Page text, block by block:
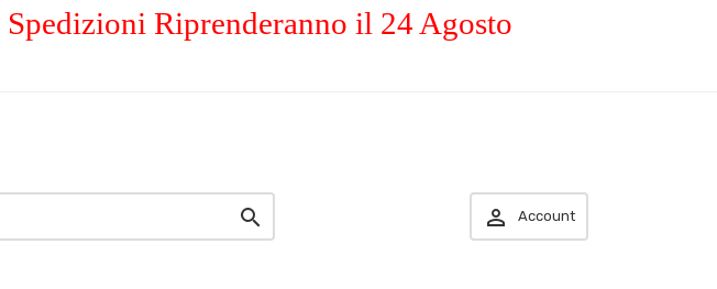
Riprenderanno il 24 Agosto
  Account